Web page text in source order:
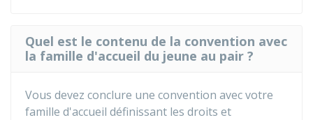
Quel est le contenu de la convention avec
la famille d'accueil du jeune au pair ?
Vous devez conclure une convention avec votre
famille d'accueil définissant les droits et